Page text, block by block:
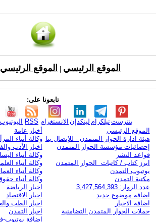
الموقع الرئيسي الموقع
تابعونا على:
اليوتيوب RSS الانستغرام لينكدإن تيلكرامبنترست
الموقع الرئيسي
هيئة ادارة الحوار المتمدن - للإتصال بنا
إحصائيات مؤسسة الحوار المتمدن
قواعد النشر
ابرز كتاب / كاتبات الحوار المتمدن
يوتيوب التمدن
مكتبة التمدن
عدد الزوار: 3,427,564,393
اضافة موضوع جديد
اضافة الاخبار
حملات الحوار المتمدن التضامنية
أخبار عامة
وكالة أنباء
اخبار الأدب
وكالة أنباء
وكالة أنباء
وكالة أنباء
وكالة أنباء
اخبار الرياضة
اخبار الاقتصاد
اخبار الطب
اخبار التمدن
إضافة